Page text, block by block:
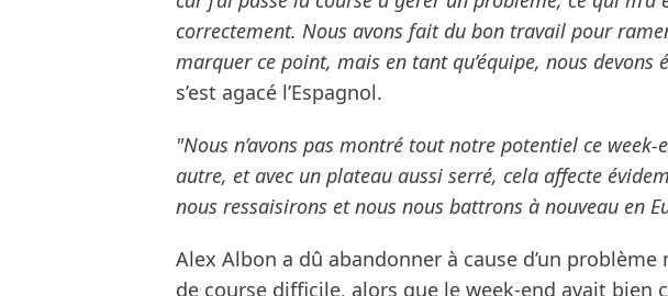
correctement. Nous avons fait du bon travail pour
marquer ce point, mais en tant qu’équipe, nous devons
s’est agacé l’Espagnol.
"Nous n’avons pas montré tout notre potentiel ce
autre, et avec un plateau aussi serré, cela affecte
nous ressaisirons et nous nous battrons à nouveau en
Alex Albon a dû abandonner à cause d’un
de course difficile, alors que le week-end avait bien